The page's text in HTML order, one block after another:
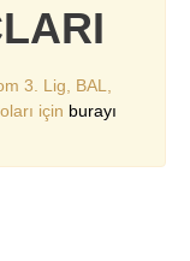
3. Lig, BAL,
için burayı